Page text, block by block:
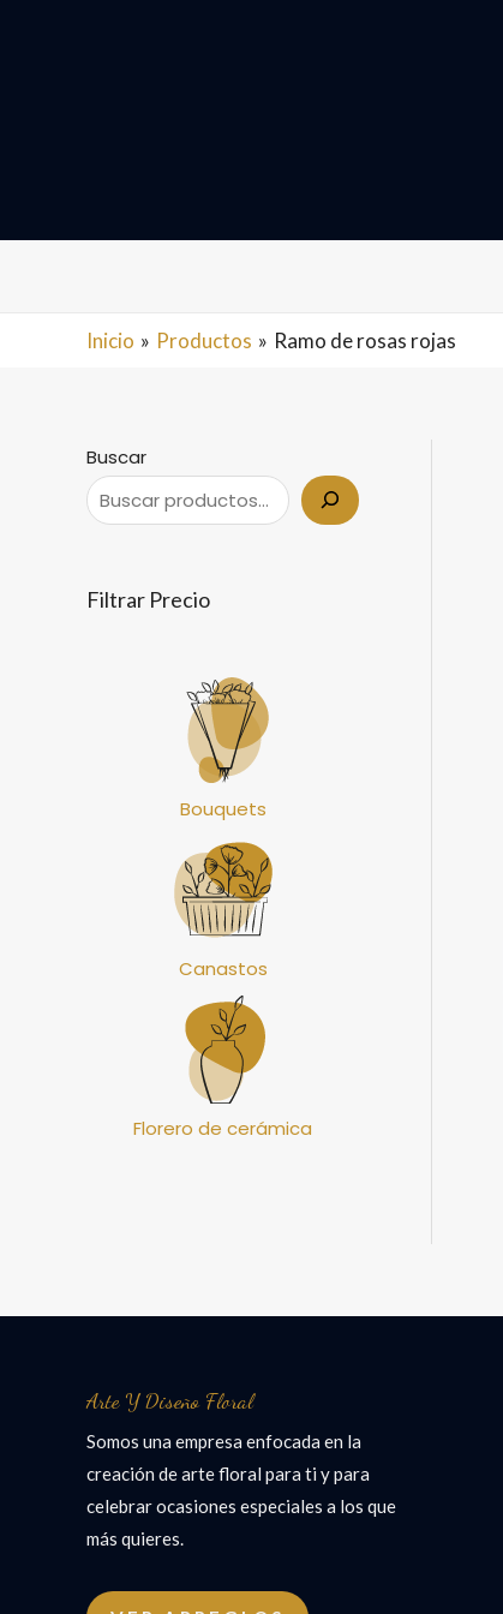
Inicio Productos Ramo de rosas rojas
Buscar
Filtrar Precio
Bouquets
Canastos
Florero de cerámica
Arte Y Diseño Floral
Somos una empresa enfocada en la
creación de arte floral para ti y para
celebrar ocasiones especiales a los que
más quieres.